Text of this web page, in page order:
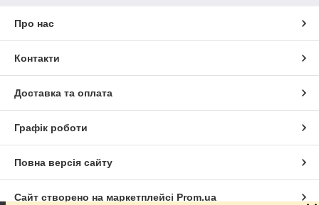
Про нас
Контакти
Доставка та оплата
Графік роботи
Повна версія сайту
Сайт створено на маркетплейсі Prom.ua